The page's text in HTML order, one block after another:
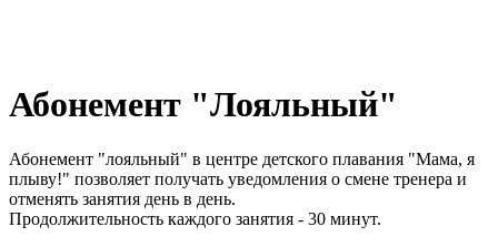
Абонемент "Лояльный"
Абонемент "лояльный" в центре детского плавания "Мама, я
плыву!" позволяет получать уведомления о смене тренера и
отменять занятия день в день.
Продолжительность каждого занятия - 30 минут.